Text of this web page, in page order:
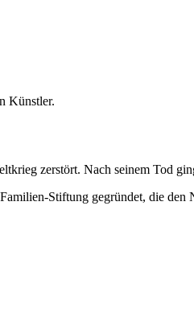
Künstler.
zerstört. Nach seinem Tod
Stiftung gegründet, die den